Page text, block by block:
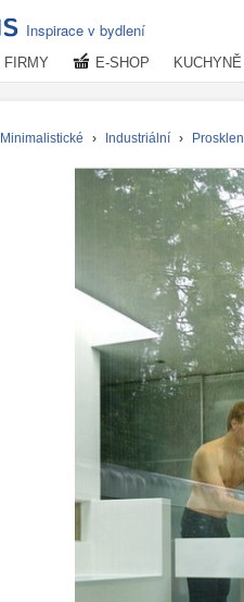
Inspirace v bydlení
FIRMY E-SHOP KUCHYNĚ
Minimalistické › Industriální ›